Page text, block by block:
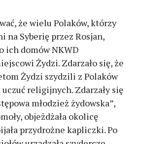
że wielu Polaków, którzy
na Syberię przez Rosjan,
ich domów NKWD
Żydzi. Zdarzało się, że
Żydzi szydzili z Polaków
religijnych. Zdarzały się
młodzież żydowska”,
objeżdżała okolicę
przydrożne kapliczki. Po